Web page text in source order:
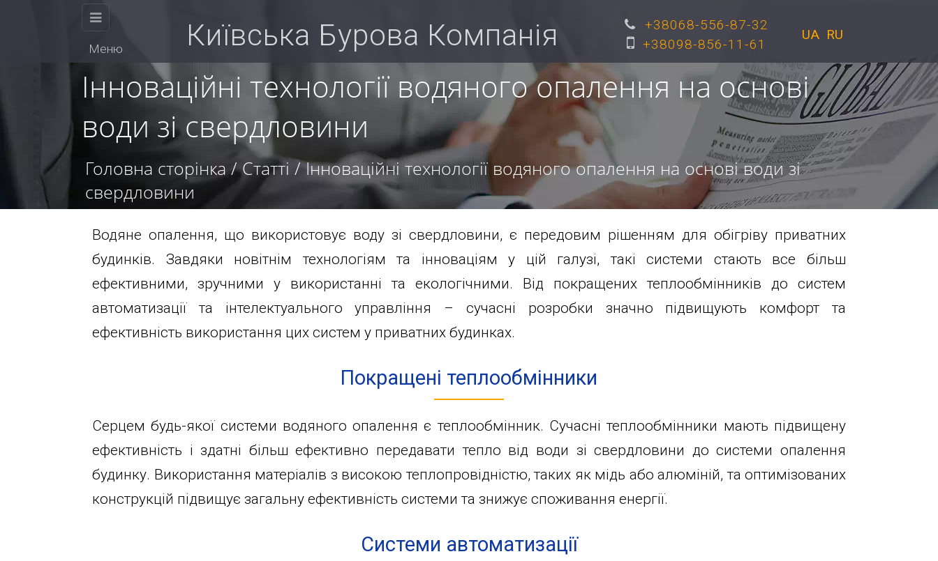
КИЇВСЬКА
БУРОВА
КОМПАНІЯ
Фізичним
особам
Юридичним
Розрахунок
працюємо
Меню Київська Бурова Компанія
+38068-556-87-32
+38098-856-11-61
UA RU
Інноваційні технології водяного опалення на основі
води зі свердловини
Головна сторінка/Статті /Інноваційні технології водяного опалення на основі води зі
свердловини
Водяне опалення, що використовує воду зі свердловини, є передовим рішенням для обігріву приватних
будинків. Завдяки новітнім технологіям та інноваціям у цій галузі, такі системи стають все більш
ефективними, зручними у використанні та екологічними. Від покращених теплообмінників до систем
автоматизації та інтелектуального управління – сучасні розробки значно підвищують комфорт та
ефективність використання цих систем у приватних будинках.
Покращені теплообмінники
Серцем будь-якої системи водяного опалення є теплообмінник. Сучасні теплообмінники мають підвищену
ефективність і здатні більш ефективно передавати тепло від води зі свердловини до системи опалення
будинку. Використання матеріалів з високою теплопровідністю, таких як мідь або алюміній, та оптимізованих
конструкцій підвищує загальну ефективність системи та знижує споживання енергії.
Системи автоматизації